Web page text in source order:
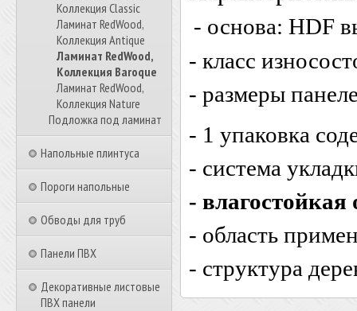
Коллекция Classic
Ламинат RedWood,
Коллекция Antique
Ламинат RedWood,
Коллекция Baroque
Ламинат RedWood,
Коллекция Nature
Подложка под ламинат
Напольные плинтуса
Пороги напольные
Обводы для труб
Панели ПВХ
Декоративные листовые
ПВХ панели
- основа: HDF
- класс
- размеры
- 1 упаковка
- система
-
- область
- структура